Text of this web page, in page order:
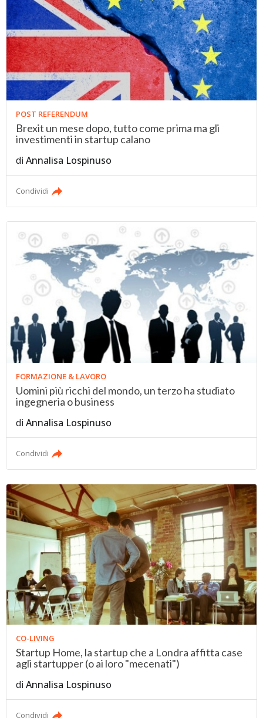
POST REFERENDUM
Brexit un mese dopo, tutto come prima ma gli
investimenti in startup calano
diAnnalisa Lospinuso
Condividi
FORMAZIONE & LAVORO
Uomini più ricchi del mondo, un terzo ha studiato
ingegneria o business
diAnnalisa Lospinuso
Condividi
CO-LIVING
Startup Home, la startup che a Londra affitta case
agli startupper (o ai loro "mecenati")
diAnnalisa Lospinuso
Condividi